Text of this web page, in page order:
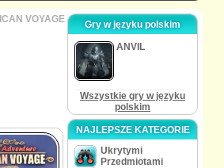
VOYAGE
Gry w języku polskim
ANVIL
Wszystkie gry w języku
polskim
NAJLEPSZE KATEGORIE
Ukrytymi
Przedmiotami